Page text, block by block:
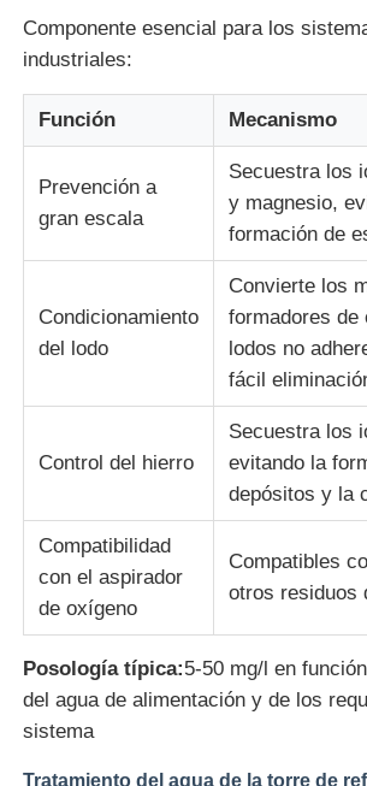
Componente esencial para los
industriales:
Función Mecanismo
Prevención a
gran escala
Secuestra los
y magnesio,
formación de
Condicionamiento
del lodo
Convierte los
formadores de
lodos no
fácil
Control del hierro
Secuestra los
evitando la
depósitos y la
Compatibilidad
con el aspirador
de oxígeno
Compatibles
otros residuos
Posología típica:5-50 mg/l en
del agua de alimentación y de los
sistema
Tratamiento del agua de la torre de